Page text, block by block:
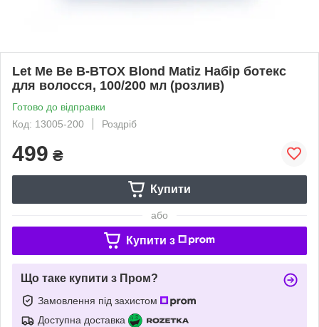
Let Me Be B-BTOX Blond Matiz Набір ботекс
для волосся, 100/200 мл (розлив)
Готово до відправки
Код: 13005-200
Роздріб
499 ₴
Купити
або
Купити з
Що таке купити з Пром?
Замовлення під захистом
Доступна доставка